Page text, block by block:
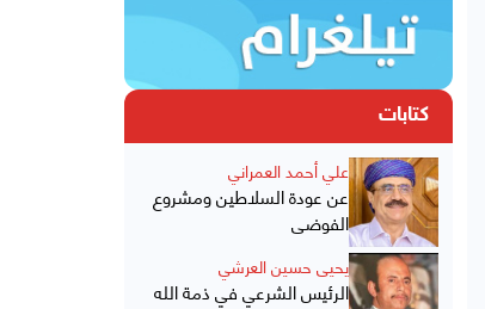
كتابات
علي أحمد العمراني
عن عودة السلاطين ومشروع
الفوضى
يحيى حسين العرشي
الرئيس الشرعي في ذمة الله